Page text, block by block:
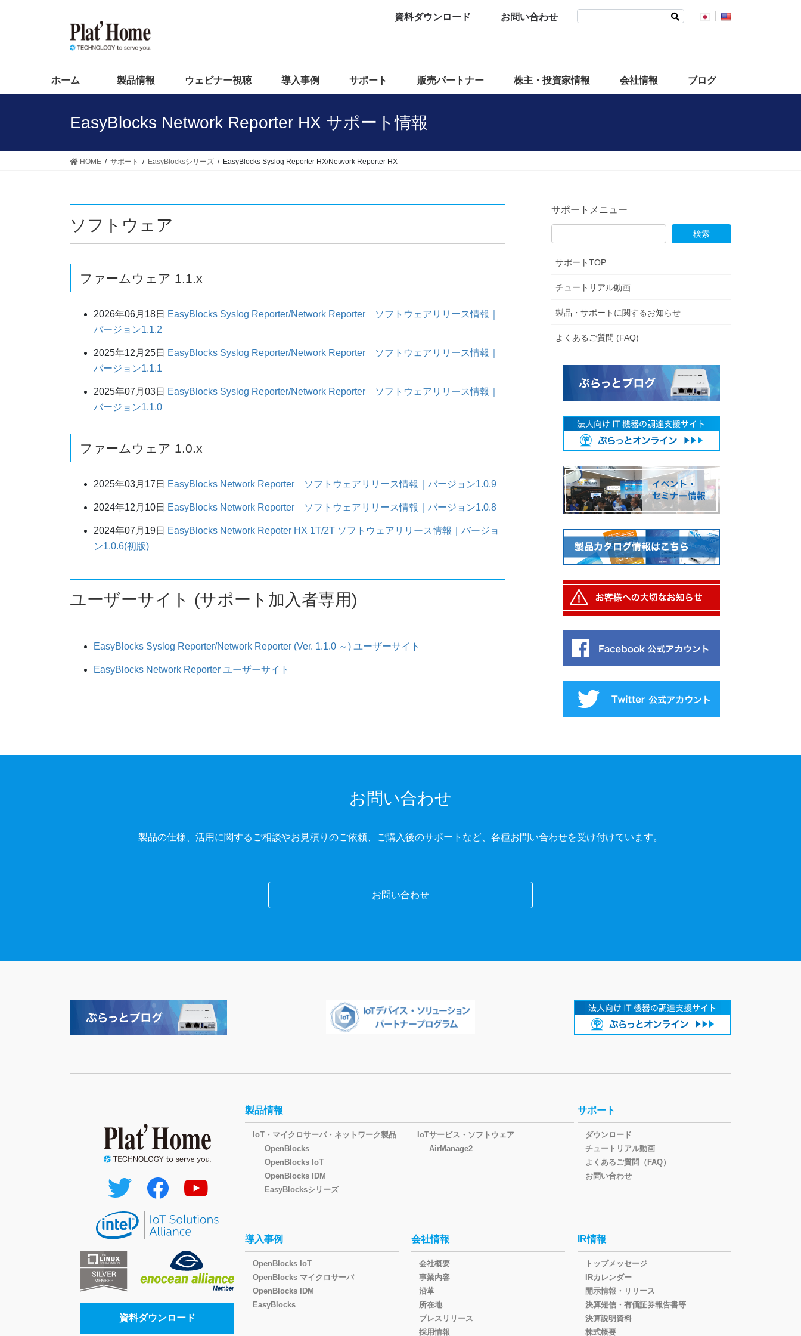
ス
ン
資料ダウンロード お問い合わせ
ホーム 製品情報 ウェビナー視聴 導入事例 サポート 販売パートナー 株主・投資家情報 会社情報 ブログ
EasyBlocks Network Reporter HX サポート情報
HOME サポート EasyBlocksシリーズ EasyBlocks Syslog Reporter HX/Network Reporter HX
ソフトウェア
ファームウェア 1.1.x
2026年06月18日 EasyBlocks Syslog Reporter/Network Reporter ソフトウェアリリース情報｜
バージョン1.1.2
2025年12月25日 EasyBlocks Syslog Reporter/Network Reporter ソフトウェアリリース情報｜
バージョン1.1.1
2025年07月03日 EasyBlocks Syslog Reporter/Network Reporter ソフトウェアリリース情報｜
バージョン1.1.0
ファームウェア 1.0.x
2025年03月17日 EasyBlocks Network Reporter ソフトウェアリリース情報｜バージョン1.0.9
2024年12月10日 EasyBlocks Network Reporter ソフトウェアリリース情報｜バージョン1.0.8
2024年07月19日 EasyBlocks Network Repoter HX 1T/2T ソフトウェアリリース情報｜バージョ
ン1.0.6(初版)
ユーザーサイト (サポート加入者専用)
EasyBlocks Syslog Reporter/Network Reporter (Ver. 1.1.0 ～) ユーザーサイト
EasyBlocks Network Reporter ユーザーサイト
サポートメニュー
サポートTOP
チュートリアル動画
製品・サポートに関するお知らせ
よくあるご質問 (FAQ)
お問い合わせ
製品の仕様、活用に関するご相談やお見積りのご依頼、ご購入後のサポートなど、各種お問い合わせを受け付けています。
お問い合わせ
資料ダウンロード
製品情報
IoT・マイクロサーバ・ネットワーク製品
OpenBlocks
OpenBlocks IoT
OpenBlocks IDM
EasyBlocksシリーズ
IoTサービス・ソフトウェア
AirManage2
サポート
ダウンロード
チュートリアル動画
よくあるご質問（FAQ）
お問い合わせ
導入事例
OpenBlocks IoT
OpenBlocks マイクロサーバ
OpenBlocks IDM
EasyBlocks
会社情報
会社概要
事業内容
沿革
所在地
プレスリリース
採用情報
IR情報
トップメッセージ
IRカレンダー
開示情報・リリース
決算短信・有価証券報告書等
決算説明資料
株式概要